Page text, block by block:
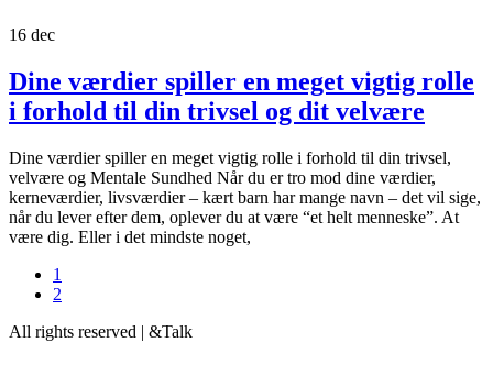
16 dec
Dine værdier spiller en meget vigtig rolle
i forhold til din trivsel og dit velvære
Dine værdier spiller en meget vigtig rolle i forhold til din trivsel,
velvære og Mentale Sundhed Når du er tro mod dine værdier,
kerneværdier, livsværdier – kært barn har mange navn – det vil sige,
når du lever efter dem, oplever du at være “et helt menneske”. At
være dig. Eller i det mindste noget,
1
2
All rights reserved | &Talk